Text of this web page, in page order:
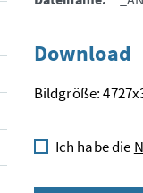
Download
Bildgröße:
Ich habe die